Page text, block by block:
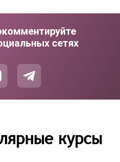
сетях
курсы